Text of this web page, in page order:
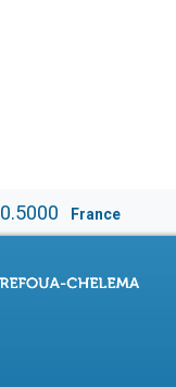
France